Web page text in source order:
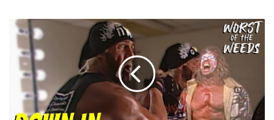
Worst
The
Weeds
Hulk
Hogan
Classics;